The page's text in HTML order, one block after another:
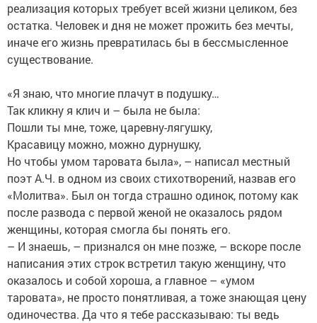
реализация которых требует всей жизни целиком, без
остатка. Человек и дня не может прожить без мечты,
иначе его жизнь превратилась бы в бессмысленное
существование.
«Я знаю, что многие плачут в подушку…
Так кликну я клич и – была не была:
Пошли ты мне, тоже, царевну-лягушку,
Красавицу можно, можно дурнушку,
Но чтобы умом таровата была», – написал местный
поэт А.Ч. в одном из своих стихотворений, назвав его
«Молитва». Был он тогда страшно одинок, потому как
после развода с первой женой не оказалось рядом
женщины, которая смогла бы понять его.
– И знаешь, – признался он мне позже, – вскоре после
написания этих строк встретил такую женщину, что
оказалось и собой хороша, а главное – «умом
таровата», не просто понятливая, а тоже знающая цену
одиночества. Да что я тебе рассказываю: ты ведь